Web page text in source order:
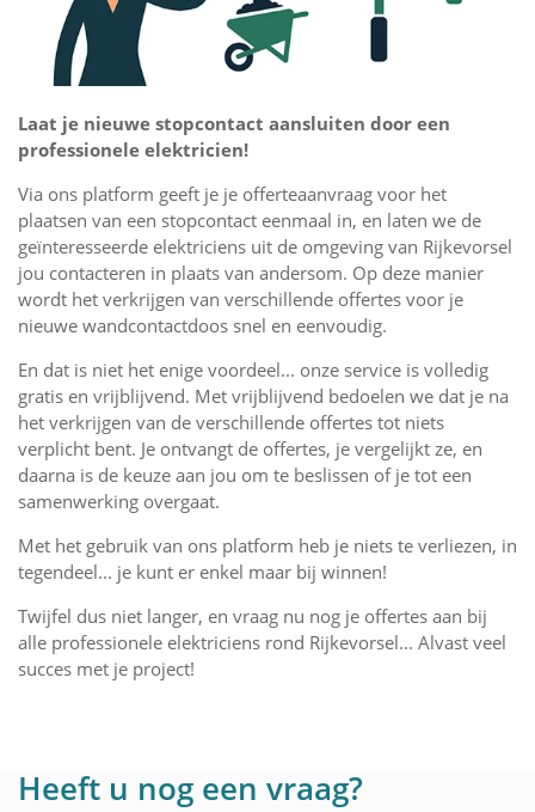
Laat je nieuwe stopcontact aansluiten door een
professionele elektricien!
Via ons platform geeft je je offerteaanvraag voor het
plaatsen van een stopcontact eenmaal in, en laten we de
geïnteresseerde elektriciens uit de omgeving van Rijkevorsel
jou contacteren in plaats van andersom. Op deze manier
wordt het verkrijgen van verschillende offertes voor je
nieuwe wandcontactdoos snel en eenvoudig.
En dat is niet het enige voordeel... onze service is volledig
gratis en vrijblijvend. Met vrijblijvend bedoelen we dat je na
het verkrijgen van de verschillende offertes tot niets
verplicht bent. Je ontvangt de offertes, je vergelijkt ze, en
daarna is de keuze aan jou om te beslissen of je tot een
samenwerking overgaat.
Met het gebruik van ons platform heb je niets te verliezen, in
tegendeel... je kunt er enkel maar bij winnen!
Twijfel dus niet langer, en vraag nu nog je offertes aan bij
alle professionele elektriciens rond Rijkevorsel... Alvast veel
succes met je project!
Heeft u nog een vraag?